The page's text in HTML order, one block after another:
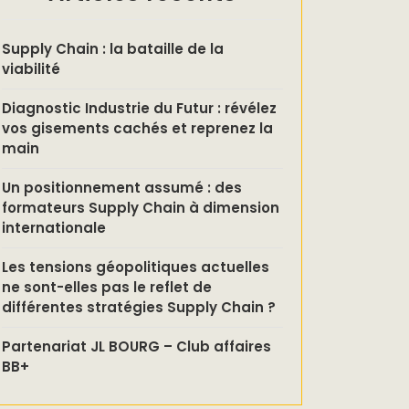
Supply Chain : la bataille de la
viabilité
Diagnostic Industrie du Futur : révélez
vos gisements cachés et reprenez la
main
Un positionnement assumé : des
formateurs Supply Chain à dimension
internationale
Les tensions géopolitiques actuelles
ne sont-elles pas le reflet de
différentes stratégies Supply Chain ?
Partenariat JL BOURG – Club affaires
BB+